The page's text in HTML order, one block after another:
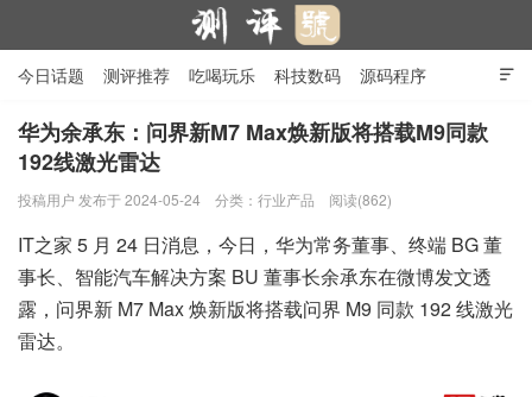
测评号

今日话题 测评推荐 吃喝玩乐 科技数码 源码程序
行业产品 在线投稿 隐私政策
华为余承东：问界新M7 Max焕新版将搭载M9同款
192线激光雷达
投稿用户 发布于 2024-05-24 分类： 行业产品 阅读(862)
IT之家 5 月 24 日消息，今日，华为常务董事、终端 BG 董
事长、智能汽车解决方案 BU 董事长余承东在微博发文透
露，问界新 M7 Max 焕新版将搭载问界 M9 同款 192 线激光
雷达。